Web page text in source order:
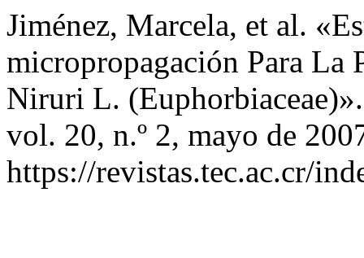
Jiménez, Marcela, et al.
micropropagación Para La
Niruri L.
vol. 20, n.º 2, mayo de
https://revistas.tec.ac.cr/